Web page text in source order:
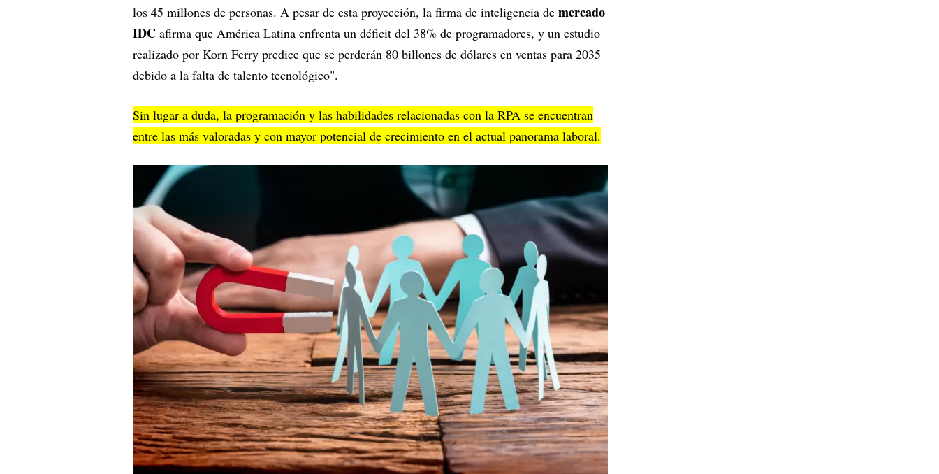
los 45 millones de personas. A pesar de esta proyección, la firma de inteligencia de mercado
IDC afirma que América Latina enfrenta un déficit del 38% de programadores, y un estudio
realizado por Korn Ferry predice que se perderán 80 billones de dólares en ventas para 2035
debido a la falta de talento tecnológico".
Sin lugar a duda, la programación y las habilidades relacionadas con la RPA se encuentran
entre las más valoradas y con mayor potencial de crecimiento en el actual panorama laboral.